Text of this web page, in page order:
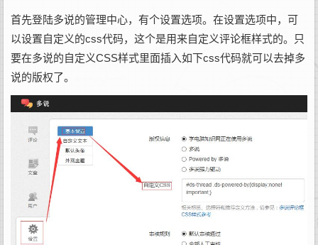
首先登陆多说的管理中心，有个设置选项。在设置选项中，可
以设置自定义的css代码，这个是用来自定义评论框样式的。只
要在多说的自定义CSS样式里面插入如下css代码就可以去掉多
说的版权了。